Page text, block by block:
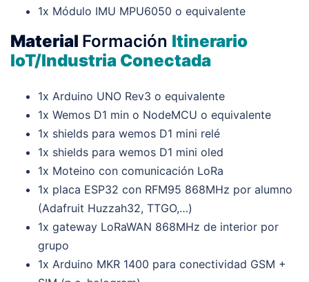
1x Módulo IMU MPU6050 o equivalente
Material Formación Itinerario
IoT/Industria Conectada
1x Arduino UNO Rev3 o equivalente
1x Wemos D1 min o NodeMCU o equivalente
1x shields para wemos D1 mini relé
1x shields para wemos D1 mini oled
1x Moteino con comunicación LoRa
1x placa ESP32 con RFM95 868MHz por alumno
(Adafruit Huzzah32, TTGO,…)
1x gateway LoRaWAN 868MHz de interior por
grupo
1x Arduino MKR 1400 para conectividad GSM +